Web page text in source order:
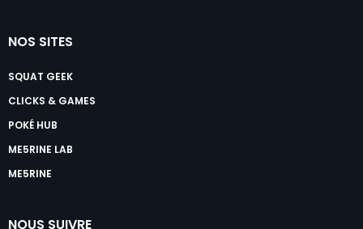
NOS SITES
SQUAT GEEK
CLICKS & GAMES
POKÉ HUB
ME5RINE LAB
ME5RINE
NOUS SUIVRE